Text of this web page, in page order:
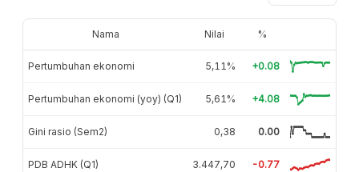
Nama Nilai %
Pertumbuhan ekonomi 5,11% +0.08
Pertumbuhan ekonomi (yoy) (Q1) 5,61% +4.08
Gini rasio (Sem2) 0,38 0.00
PDB ADHK (Q1) 3.447,70 -0.77